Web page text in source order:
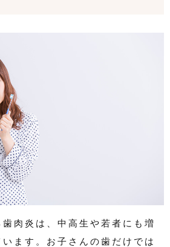
肉炎は、中高生や若者にも増
ます。お子さんの歯だけでは